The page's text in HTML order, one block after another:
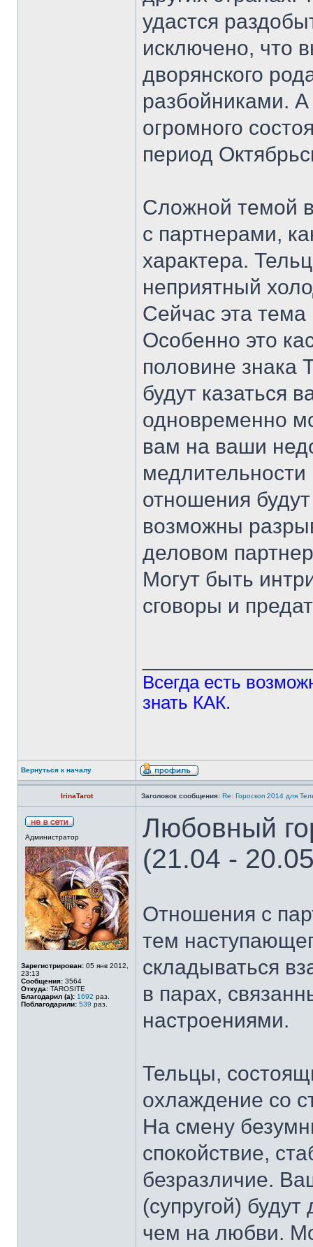
удастся
исключено, что
дворянского
разбойниками.
огромного
период
Сложной темой
с партнерами,
характера.
неприятный
Сейчас эта тема
Особенно это
половине знака
будут казаться
одновременно
вам на ваши
отношения
возможны
деловом
Могут быть
сговоры и
Всегда есть
знать КАК.
Вернуться к началу
IrinaTarot Заголовок сообщения: Re: Гороскоп 2014 для
Администратор
Зарегистрирован: 05 янв 2012,
23:13
Сообщения: 3564
Откуда: TAROSITE
Благодарил (а): 1692 раз.
Поблагодарили: 539 раз.
Любовный
(21.04 -
Отношения с
тем
складываться
в парах,
настроениями.
Тельцы,
охлаждение со
На смену
спокойствие,
безразличие.
(супругой)
чем на любви.